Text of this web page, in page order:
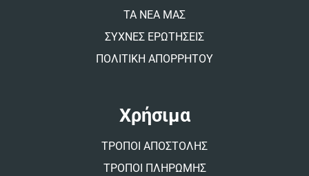
ΤΑ ΝΕΑ ΜΑΣ
ΣΥΧΝΕΣ ΕΡΩΤΗΣΕΙΣ
ΠΟΛΙΤΙΚΗ ΑΠΟΡΡΗΤΟΥ
Χρήσιμα
ΤΡΟΠΟΙ ΑΠΟΣΤΟΛΗΣ
ΤΡΟΠΟΙ ΠΛΗΡΩΜΗΣ